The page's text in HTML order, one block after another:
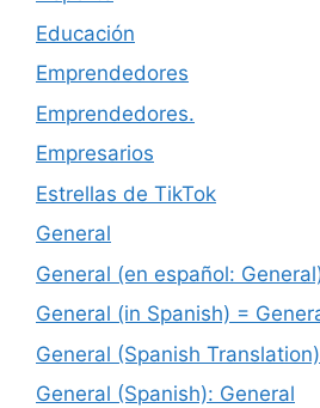
Educación
Emprendedores
Emprendedores.
Empresarios
Estrellas de TikTok
General
General (en español:
General (in Spanish) =
General (Spanish
General (Spanish): General